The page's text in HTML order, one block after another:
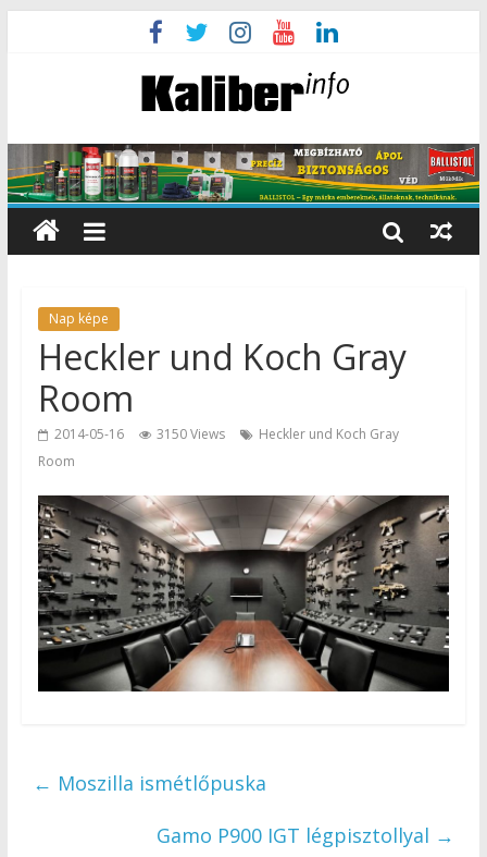
Nap képe
Heckler und Koch Gray
Room
2014-05-16 3150 Views
Heckler und Koch Gray
Room
← Moszilla ismétlőpuska
Gamo P900 IGT légpisztollyal →